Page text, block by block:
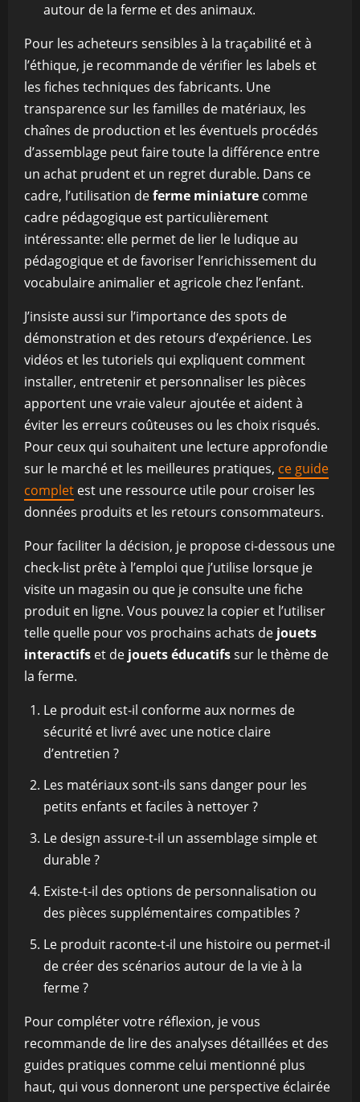
autour de la ferme et des animaux.
Pour les acheteurs sensibles à la traçabilité et à
l’éthique, je recommande de vérifier les labels et
les fiches techniques des fabricants. Une
transparence sur les familles de matériaux, les
chaînes de production et les éventuels procédés
d’assemblage peut faire toute la différence entre
un achat prudent et un regret durable. Dans ce
cadre, l’utilisation deferme miniature comme
cadre pédagogique est particulièrement
intéressante: elle permet de lier le ludique au
pédagogique et de favoriser l’enrichissement du
vocabulaire animalier et agricole chez l’enfant.
J’insiste aussi sur l’importance des spots de
démonstration et des retours d’expérience. Les
vidéos et les tutoriels qui expliquent comment
installer, entretenir et personnaliser les pièces
apportent une vraie valeur ajoutée et aident à
éviter les erreurs coûteuses ou les choix risqués.
Pour ceux qui souhaitent une lecture approfondie
sur le marché et les meilleures pratiques, ce guide
complet est une ressource utile pour croiser les
données produits et les retours consommateurs.
Pour faciliter la décision, je propose ci-dessous une
check-list prête à l’emploi que j’utilise lorsque je
visite un magasin ou que je consulte une fiche
produit en ligne. Vous pouvez la copier et l’utiliser
telle quelle pour vos prochains achats de jouets
interactifs et de jouets éducatifssur le thème de
la ferme.
Le produit est-il conforme aux normes de
sécurité et livré avec une notice claire
d’entretien ?
Les matériaux sont-ils sans danger pour les
petits enfants et faciles à nettoyer ?
Le design assure-t-il un assemblage simple et
durable ?
Existe-t-il des options de personnalisation ou
des pièces supplémentaires compatibles ?
Le produit raconte-t-il une histoire ou permet-il
de créer des scénarios autour de la vie à la
ferme ?
Pour compléter votre réflexion, je vous
recommande de lire des analyses détaillées et des
guides pratiques comme celui mentionné plus
haut, qui vous donneront une perspective éclairée